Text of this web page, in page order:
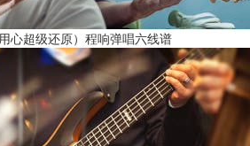
心超级还原）程响弹唱六线谱